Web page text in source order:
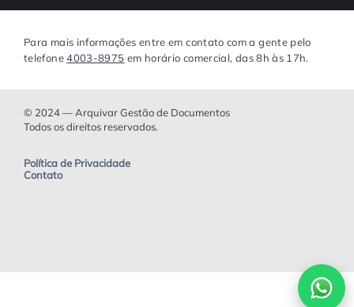
Para mais informações entre em contato com a gente pelo
telefone4003-8975 em horário comercial, das 8h às 17h.
© 2024 — Arquivar Gestão de Documentos
Todos os direitos reservados.
Política de Privacidade
Contato